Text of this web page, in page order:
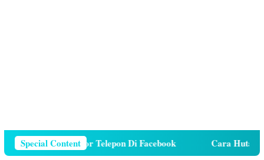
Special Content
Menghapus Nomor Telepon Di Facebook Cara Hutang